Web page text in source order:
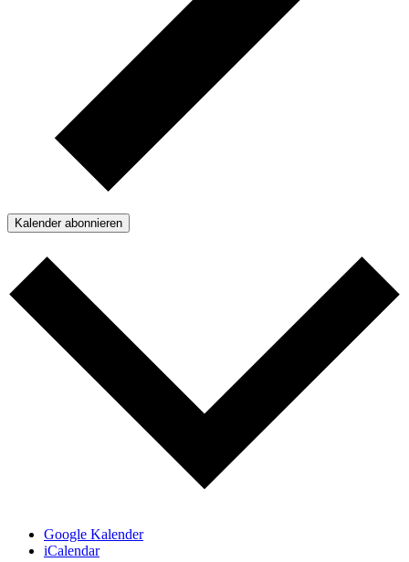
Kalender abonnieren
Google Kalender
iCalendar